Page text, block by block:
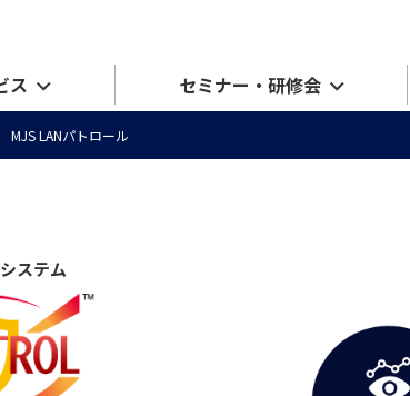
ス セミナー・研修会
MJS LANパトロール
ステム